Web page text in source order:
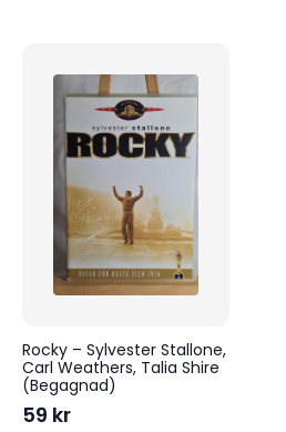
Rocky – Sylvester Stallone,
Carl Weathers, Talia Shire
(Begagnad)
59 kr